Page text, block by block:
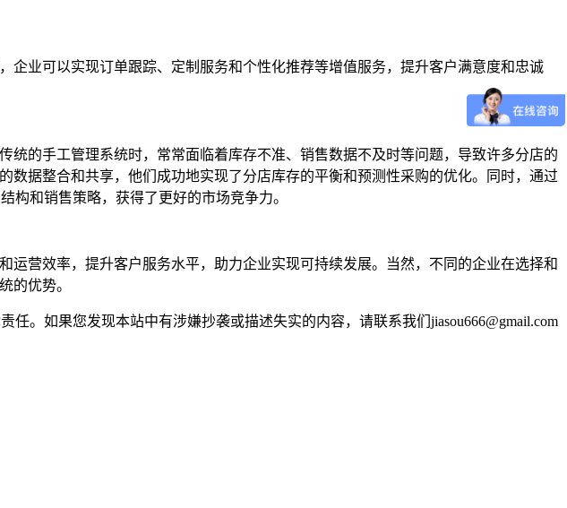
企业可以实现订单跟踪、定制服务和个性化推荐等增值服务，提升客户满意度和忠诚
的手工管理系统时，常常面临着库存不准、销售数据不及时等问题，导致许多分店的
据整合和共享，他们成功地实现了分店库存的平衡和预测性采购的优化。同时，通过
构和销售策略，获得了更好的市场竞争力。
营效率，提升客户服务水平，助力企业实现可持续发展。当然，不同的企业在选择和
的优势。
。如果您发现本站中有涉嫌抄袭或描述失实的内容，请联系我们jiasou666@gmail.com